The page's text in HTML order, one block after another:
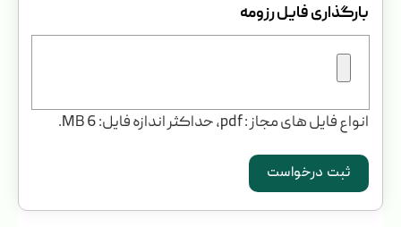
بارگذاری فایل رزومه
انواع فایل های مجاز : pdf, حداکثر اندازه فایل: 6 MB.